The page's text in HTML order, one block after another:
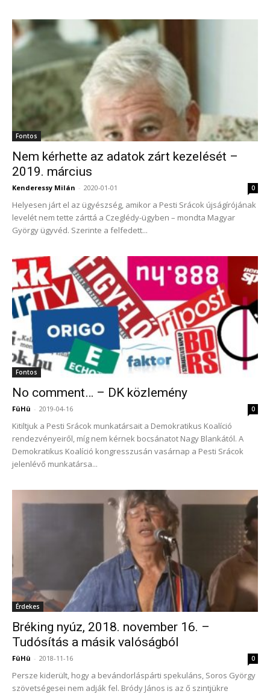
Fontos
Nem kérhette az adatok zárt kezelését –
2019. március
Kenderessy Milán - 2020-01-01 0
Helyesen járt el az ügyészség, amikor a Pesti Srácok újságírójának
levelét nem tette zárttá a Czeglédy-ügyben – mondta Magyar
György ügyvéd. Szerinte a felfedett...
Fontos
No comment… – DK közlemény
FüHü - 2019-04-16 0
Kitiltjuk a Pesti Srácok munkatársait a Demokratikus Koalíció
rendezvényeiről, míg nem kérnek bocsánatot Nagy Blankától. A
Demokratikus Koalíció kongresszusán vasárnap a Pesti Srácok
jelenlévő munkatársa...
Érdekes
Bréking nyúz, 2018. november 16. –
Tudósítás a másik valóságból
FüHü - 2018-11-16 0
Persze kiderült, hogy a bevándorláspárti spekuláns, Soros György
szövetségesei nem adják fel. Bródy János is az ő szintjükre